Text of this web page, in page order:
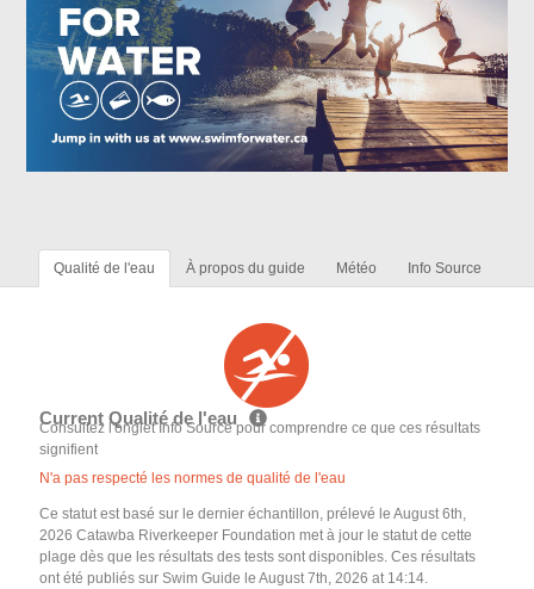
Qualité de l'eau À propos du guide Météo Info Source
Current Qualité de l'eau
Consultez l'onglet Info Source pour comprendre ce que ces résultats
signifient
N'a pas respecté les normes de qualité de l'eau
Ce statut est basé sur le dernier échantillon, prélevé le August 6th,
2026 Catawba Riverkeeper Foundation met à jour le statut de cette
plage dès que les résultats des tests sont disponibles. Ces résultats
ont été publiés sur Swim Guide le August 7th, 2026 at 14:14.